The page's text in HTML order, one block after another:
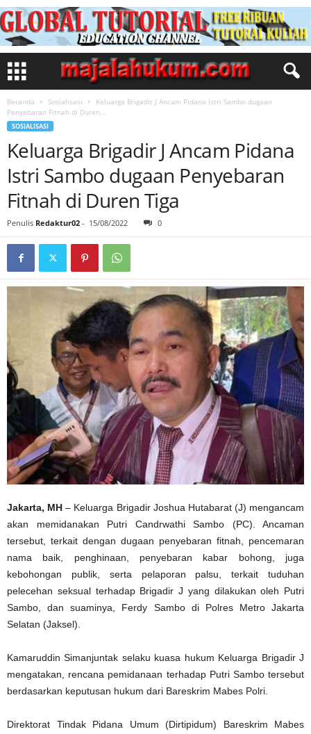
Beranda Sosialisasi
Keluarga Brigadir J Ancam Pidana Istri Sambo dugaan
Penyebaran Fitnah di Duren...
SOSIALISASI
Keluarga Brigadir J Ancam Pidana
Istri Sambo dugaan Penyebaran
Fitnah di Duren Tiga
Penulis Redaktur02 - 15/08/2022 0
Jakarta, MH – Keluarga Brigadir Joshua Hutabarat (J) mengancam
akan memidanakan Putri Candrwathi Sambo (PC). Ancaman
tersebut, terkait dengan dugaan penyebaran fitnah, pencemaran
nama baik, penghinaan, penyebaran kabar bohong, juga
kebohongan publik, serta pelaporan palsu, terkait tuduhan
pelecehan seksual terhadap Brigadir J yang dilakukan oleh Putri
Sambo, dan suaminya, Ferdy Sambo di Polres Metro Jakarta
Selatan (Jaksel).
Kamaruddin Simanjuntak selaku kuasa hukum Keluarga Brigadir J
mengatakan, rencana pemidanaan terhadap Putri Sambo tersebut
berdasarkan keputusan hukum dari Bareskrim Mabes Polri.
Direktorat Tindak Pidana Umum (Dirtipidum) Bareskrim Mabes